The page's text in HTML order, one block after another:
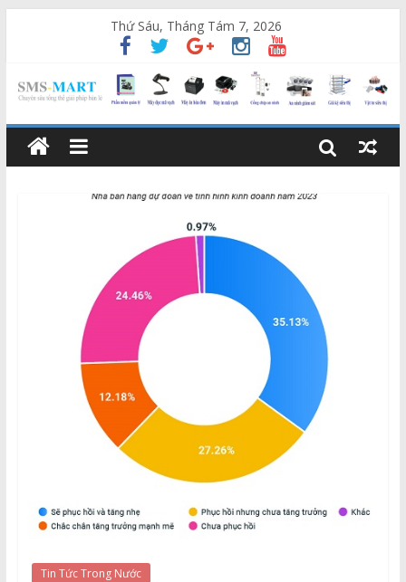
Thứ Sáu, Tháng Tám 7, 2026
Tin Tức Trong Nước